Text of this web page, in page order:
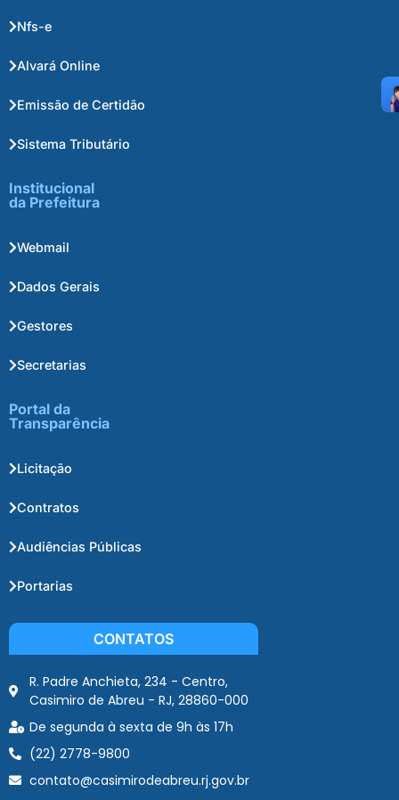
Nfs-e
Alvará Online
Emissão de Certidão
Sistema Tributário
Institucional
da Prefeitura
Webmail
Dados Gerais
Gestores
Secretarias
Portal da
Transparência
Licitação
Contratos
Audiências Públicas
Portarias
CONTATOS
R. Padre Anchieta, 234 - Centro,
Casimiro de Abreu - RJ, 28860-000
De segunda à sexta de 9h às 17h
(22) 2778-9800
contato@casimirodeabreu.rj.gov.br